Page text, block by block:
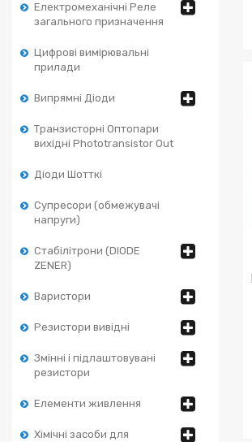
Електромеханічні Реле
загального призначення
Цифрові вимірювальні
прилади
Випрямні Діоди
Транзисторні Оптопари
вихідні Phototransistor Out
Діоди Шотткі
Супресори (обмежувачі
напруги)
Стабілітрони (DIODE
ZENER)
Варистори
Резистори вивідні
Змінні і підлаштовувані
резистори
Елементи живлення
Хімічні засоби для